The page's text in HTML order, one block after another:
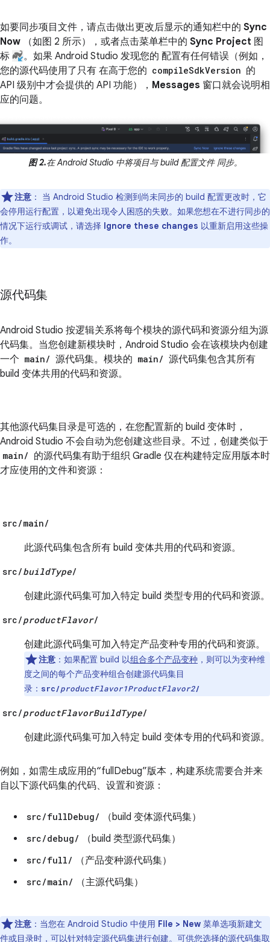
如要同步项目文件，请点击做出更改后显示的通知栏中的 Sync
Now （如图 2 所示），或者点击菜单栏中的 Sync Project 图
标
。如果 Android Studio 发现您的 配置有任何错误（例如，
您的源代码使用了只有 在高于您的 compileSdkVersion 的
API 级别中才会提供的 API 功能）， Messages 窗口就会说明相
应的问题。
图 2.在 Android Studio 中将项目与 build 配置文件 同步。
注意 ：
当 Android Studio 检测到尚未同步的 build 配置更改时，它
会停用运行配置，以避免出现令人困惑的失败。如果您想在不进行同步的
情况下运行或调试，请选择 Ignore these changes 以重新启用这些操
作。
源代码集
Android Studio 按逻辑关系将每个模块的源代码和资源分组为源
代码集。 当您创建新模块时，Android Studio 会在该模块内创建
一个 main/ 源代码集。模块的 main/ 源代码集包含其所有
build 变体共用的代码和资源。
其他源代码集目录是可选的，在您配置新的 build 变体时，
Android Studio 不会自动为您创建这些目录。不过，创建类似于
main/ 的源代码集有助于组织 Gradle 仅在构建特定应用版本时
才应使用的文件和资源：
src/main/
此源代码集包含所有 build 变体共用的代码和资源。
src/buildType/
创建此源代码集可加入特定 build 类型专用的代码和资源。
src/productFlavor/
创建此源代码集可加入特定产品变种专用的代码和资源。
注意 ：如果配置 build 以组合多个产品变种 ，则可以为变种维
度之间的每个产品变种组合创建源代码集目
录： src/productFlavor1ProductFlavor2/
src/productFlavorBuildType/
创建此源代码集可加入特定 build 变体专用的代码和资源。
例如，如需生成应用的“fullDebug”版本，构建系统需要合并来
自以下源代码集的代码、设置和资源：
src/fullDebug/ （build 变体源代码集）
src/debug/ （build 类型源代码集）
src/full/ （产品变种源代码集）
src/main/ （主源代码集）
注意 ：当您在 Android Studio 中使用 File > New 菜单选项新建文
件或目录时，可以针对特定源代码集进行创建。可供您选择的源代码集取